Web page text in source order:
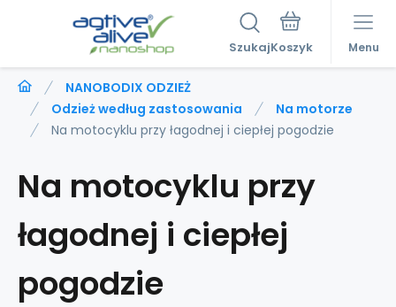
Szukaj Menu
NANOBODIX ODZIEŻ
Odzież według zastosowania
Na motorze
Na motocyklu przy łagodnej i ciepłej pogodzie
Na motocyklu przy
łagodnej i ciepłej
pogodzie